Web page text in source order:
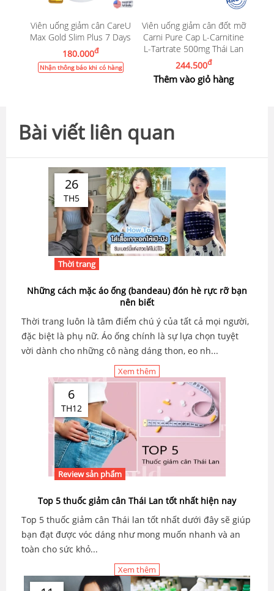
Viên uống giảm cân CareU
Max Gold Slim Plus 7 Days
180.000đ
Nhận thông báo khi có hàng
Viên uống giảm cân đốt mỡ
Carni Pure Cap L-Carnitine
L-Tartrate 500mg Thái Lan
244.500đ
Thêm vào giỏ hàng
Bài viết liên quan
26
TH5
Thời trang
Những cách mặc áo ống (bandeau) đón hè rực rỡ bạn
nên biết
Thời trang luôn là tâm điểm chú ý của tất cả mọi người,
đặc biệt là phụ nữ. Áo ống chính là sự lựa chọn tuyệt
vời dành cho những cô nàng dáng thon, eo nh...
Xem thêm
6
TH12
Review sản phẩm
Top 5 thuốc giảm cân Thái Lan tốt nhất hiện nay
Top 5 thuốc giảm cân Thái lan tốt nhất dưới đây sẽ giúp
bạn đạt được vóc dáng như mong muốn nhanh và an
toàn cho sức khỏ...
Xem thêm